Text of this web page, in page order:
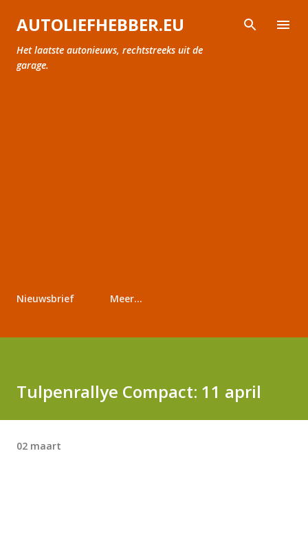
Doorgaan naar hoofdcontent
AUTOLIEFHEBBER.EU
Het laatste autonieuws, rechtstreeks uit de
garage.
Nieuwsbrief Meer…
Tulpenrallye Compact: 11 april
02 maart